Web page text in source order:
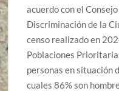
acuerdo con el
Discriminación de la
censo realizado en
Poblaciones
personas en situación
cuales 86% son